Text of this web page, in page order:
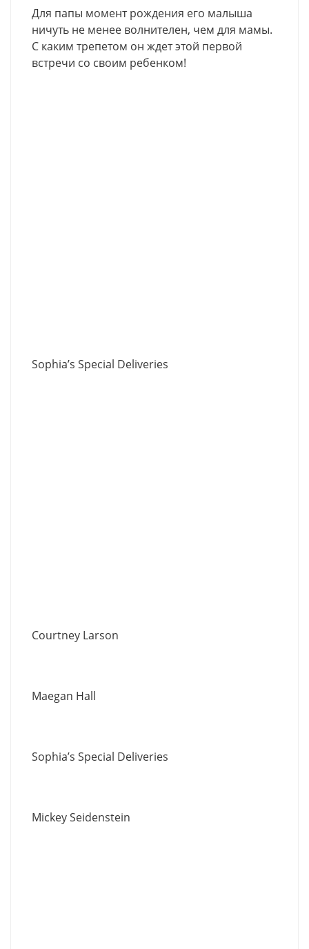
Для папы момент рождения его малыша
ничуть не менее волнителен, чем для мамы.
С каким трепетом он ждет этой первой
встречи со своим ребенком!
Sophia’s Special Deliveries
Courtney Larson
Maegan Hall
Sophia’s Special Deliveries
Mickey Seidenstein